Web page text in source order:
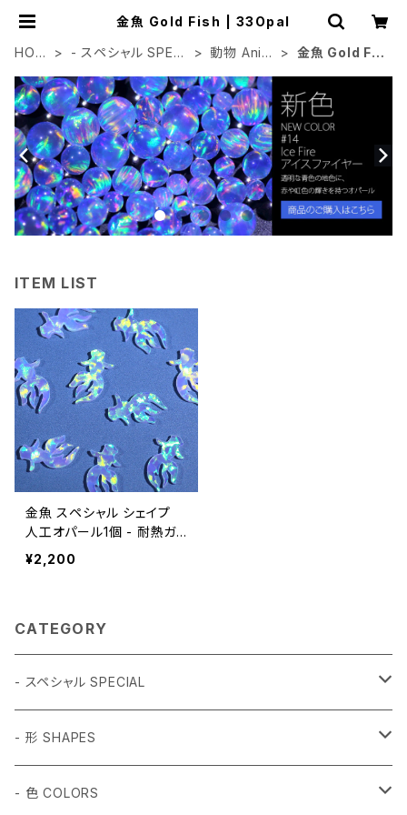
金魚 Gold Fish | 33Opal
HOM
- スペシャル SPECI
動物 Anim
金魚 Gold Fis
ITEM LIST
金魚 スペシャル シェイプ
人工オパール1個 - 耐熱ガ
ラス / ボロシリケイトガラス
（COE33）専用
¥2,200
CATEGORY
- スペシャル SPECIAL
和柄 Japanese
折り鶴 Origami
植物 Plant
- 形 SHAPES
- 球体 SPHERES
- 色 COLORS